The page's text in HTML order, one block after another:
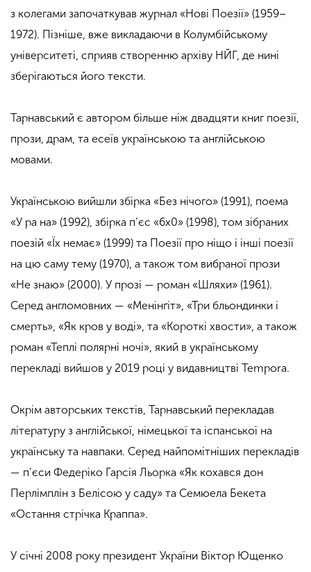
з колегами започаткував журнал «Нові Поезії» (1959–
1972). Пізніше, вже викладаючи в Колумбійському
університеті, сприяв створенню архіву НЙГ, де нині
зберігаються його тексти.
Тарнавський є автором більше ніж двадцяти книг поезії,
прози, драм, та есеїв українською та англійською
мовами.
Українською вийшли збірка «Без нічого» (1991), поема
«У ра на» (1992), збірка п’єс «6х0» (1998), том зібраних
поезій «Їх немає» (1999) та Поезії про ніщо і інші поезії
на цю саму тему (1970), а також том вибраної прози
«Не знаю» (2000). У прозі — роман «Шляхи» (1961).
Серед англомовних — «Менінґіт», «Три бльондинки і
смерть», «Як кров у воді», та «Короткі хвости», а також
роман «Теплі полярні ночі», який в українському
перекладі вийшов у 2019 році у видавництві Tempora.
Окрім авторських текстів, Тарнавський перекладав
літературу з англійської, німецької та іспанської на
українську та навпаки. Серед найпомітніших перекладів
— п’єси Федеріко Гарсія Льорка «Як кохався дон
Перлімплін з Белісою у саду» та Семюела Бекета
«Остання стрічка Краппа».
У січні 2008 року президент України Віктор Ющенко